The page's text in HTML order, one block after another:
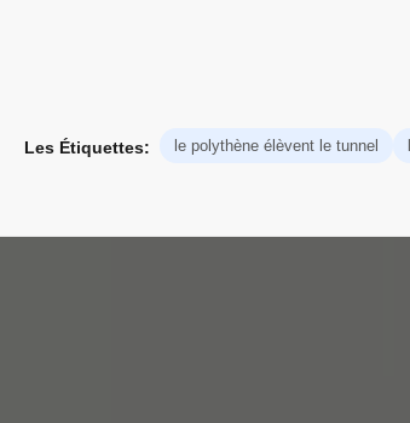
Les Étiquettes: le polythène élèvent le tunnel